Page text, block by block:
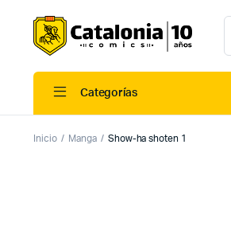
Categorías
Inicio Manga Show-ha shoten 1